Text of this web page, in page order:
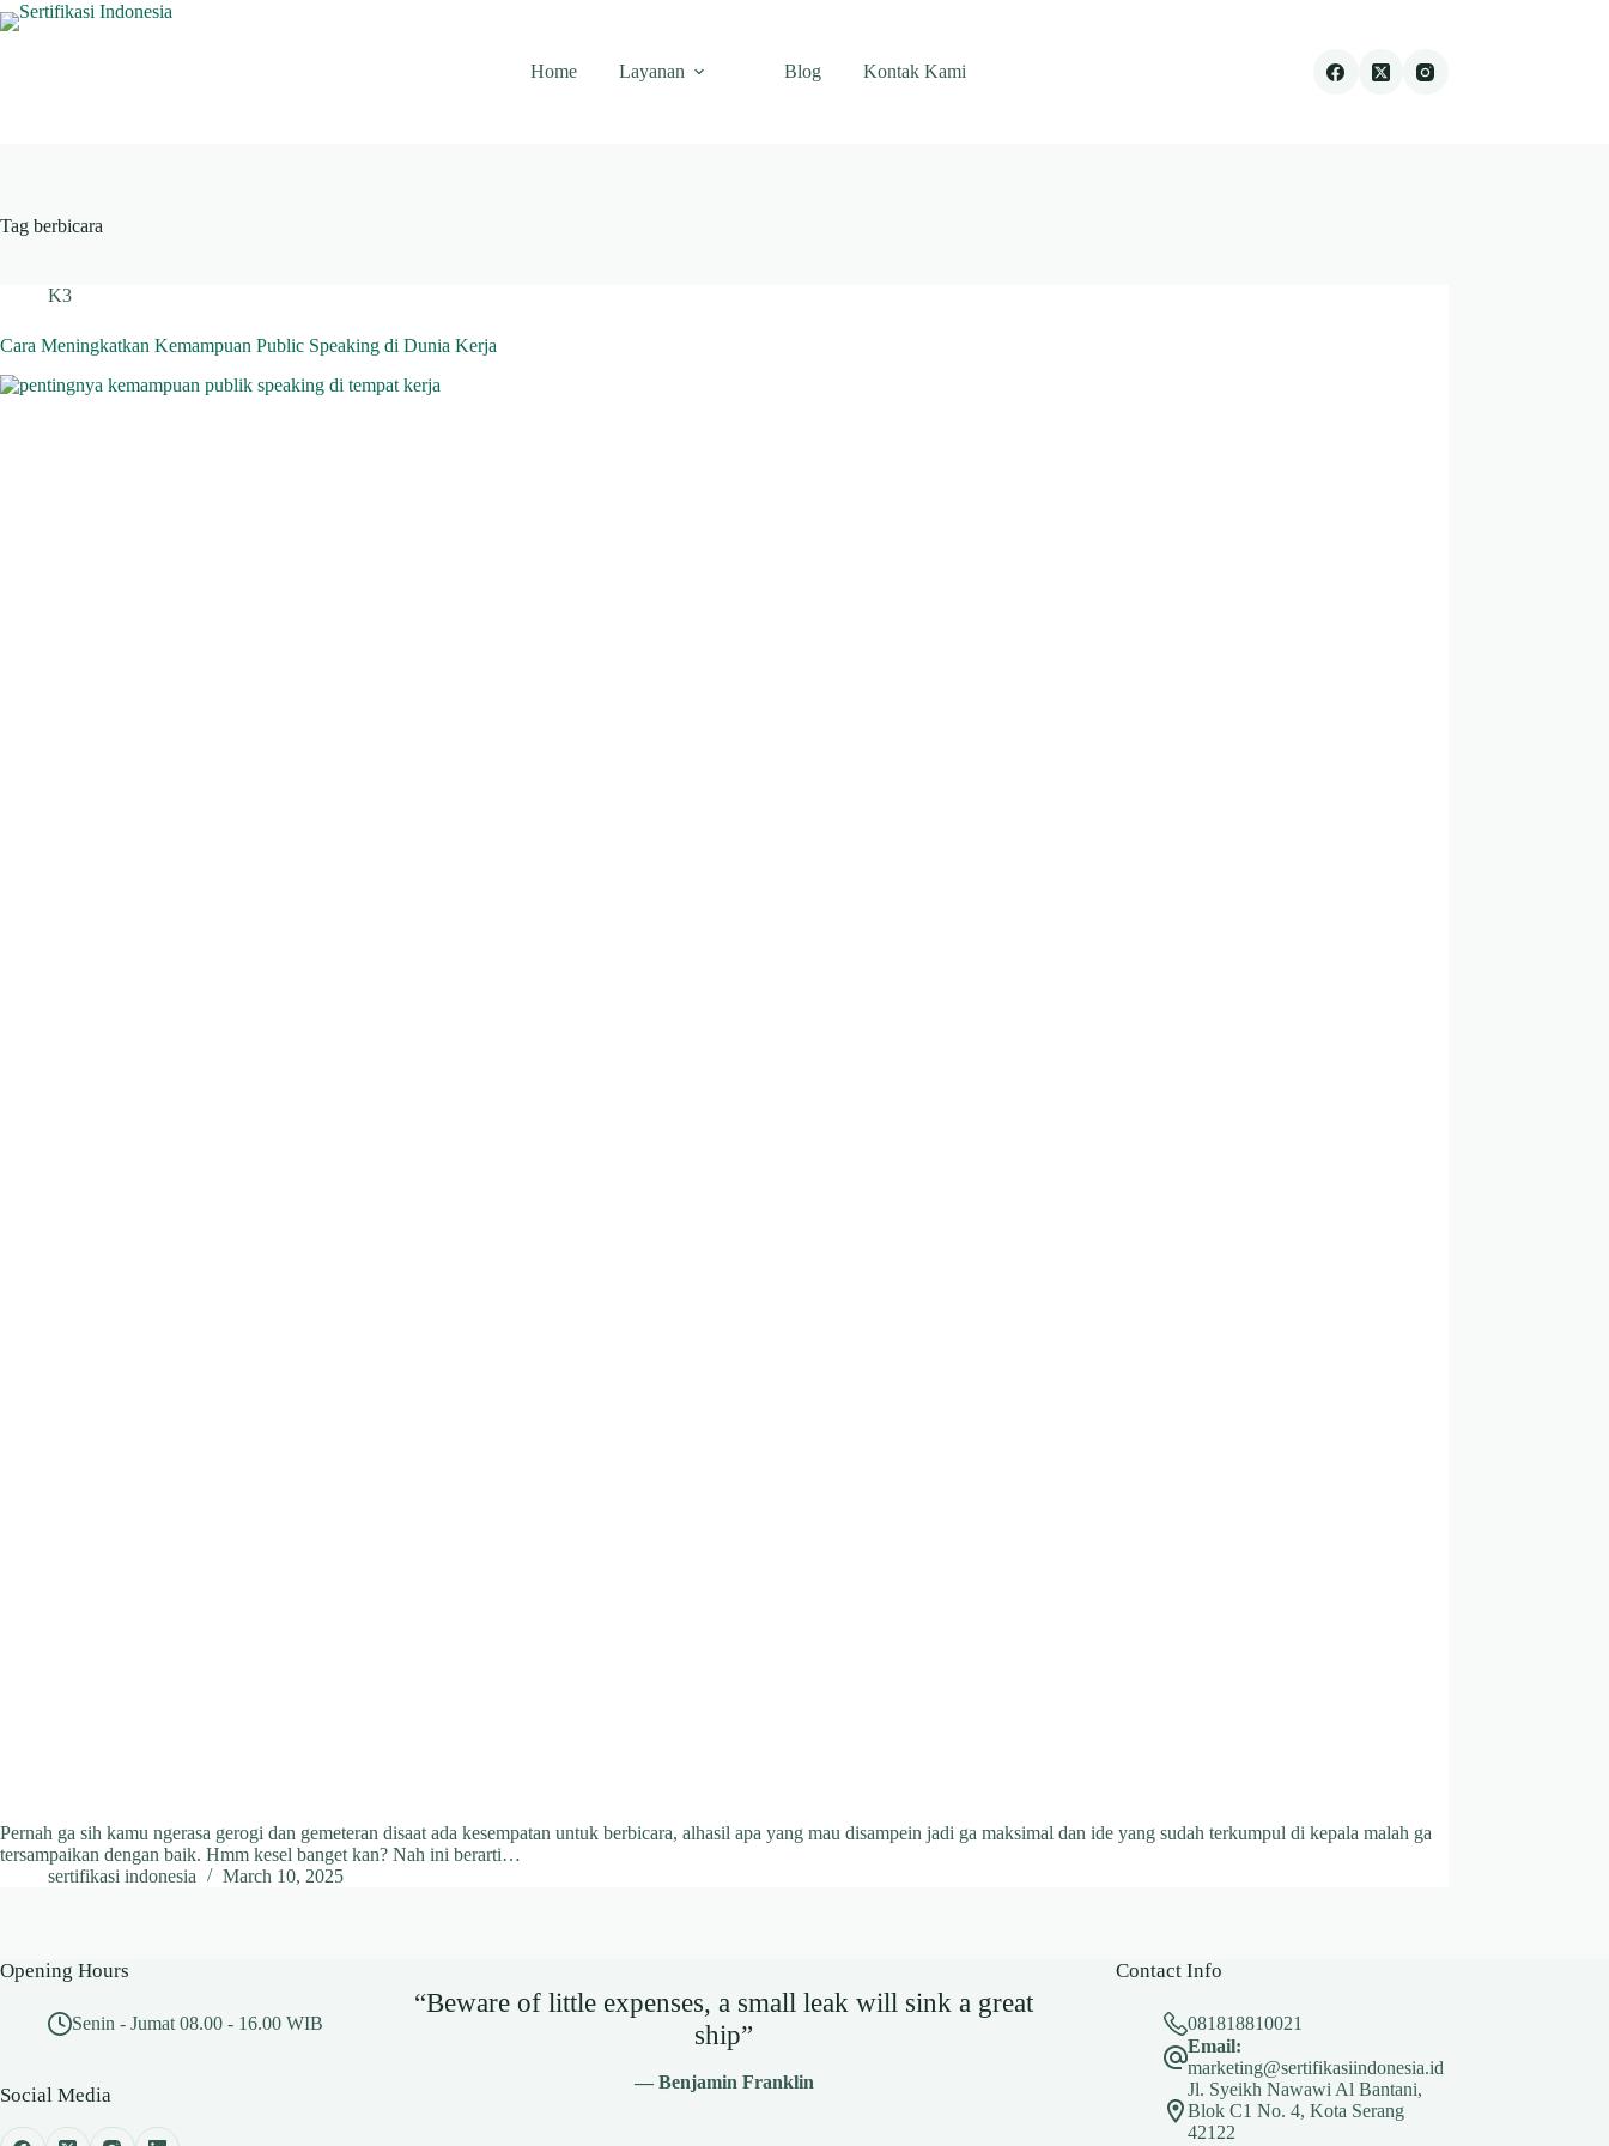
Skip
to
Home
Layanan Blog Kontak Kami
Tag berbicara
K3
Cara Meningkatkan Kemampuan Public Speaking di Dunia Kerja
Pernah ga sih kamu ngerasa gerogi dan gemeteran disaat ada kesempatan untuk berbicara, alhasil apa yang mau disampein jadi ga maksimal dan ide yang sudah terkumpul di kepala malah ga
tersampaikan dengan baik. Hmm kesel banget kan? Nah ini berarti…
sertifikasi indonesia
March 10, 2025
Opening Hours
Senin - Jumat 08.00 - 16.00 WIB
Social Media
“Beware of little expenses, a small leak will sink a great
ship”
— Benjamin Franklin
Contact Info
081818810021
Email:
marketing@sertifikasiindonesia.id
Jl. Syeikh Nawawi Al Bantani,
Blok C1 No. 4, Kota Serang
42122